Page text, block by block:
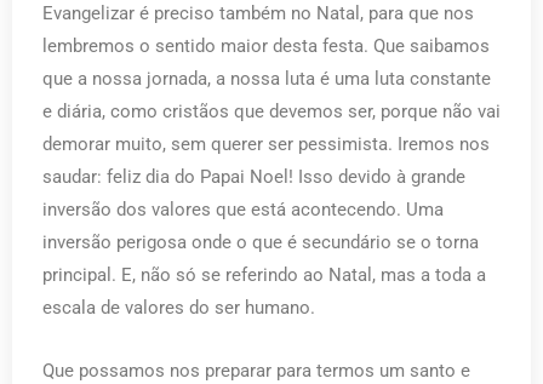
Evangelizar é preciso também no Natal, para que nos
lembremos o sentido maior desta festa. Que saibamos
que a nossa jornada, a nossa luta é uma luta constante
e diária, como cristãos que devemos ser, porque não vai
demorar muito, sem querer ser pessimista. Iremos nos
saudar: feliz dia do Papai Noel! Isso devido à grande
inversão dos valores que está acontecendo. Uma
inversão perigosa onde o que é secundário se o torna
principal. E, não só se referindo ao Natal, mas a toda a
escala de valores do ser humano.
Que possamos nos preparar para termos um santo e